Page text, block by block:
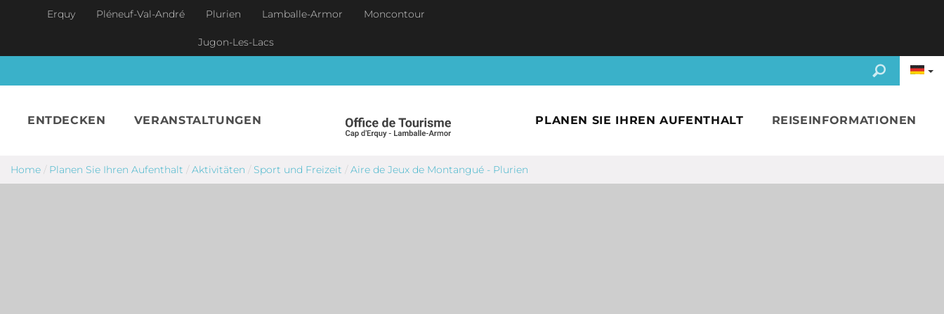
Skip to main content
Erquy Pléneuf-Val-André Plurien Lamballe-Armor Moncontour
Jugon-Les-Lacs
ENTDECKEN VERANSTALTUNGEN PLANEN SIE IHREN AUFENTHALT REISEINFORMATIONEN
Home / Planen Sie Ihren Aufenthalt / Aktivitäten / Sport und Freizeit / Aire de Jeux de Montangué - Plurien